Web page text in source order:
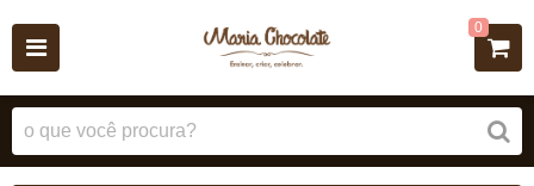
0